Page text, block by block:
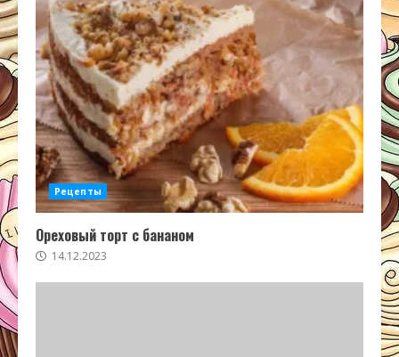
Рецепты
Ореховый торт с бананом
14.12.2023